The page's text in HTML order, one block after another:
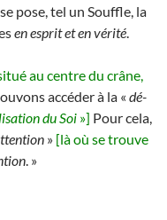
pose, tel un Souffle, la
en esprit et en vérité
au centre du crâne,
accéder à la « dé-
du Soi »] Pour cela,
» [là où se trouve
. »